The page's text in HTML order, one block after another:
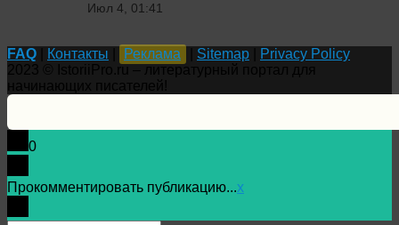
Июл 4, 01:41
FAQ Контакты Реклама Sitemap
Privacy Policy
0
Прокомментировать публикацию...x